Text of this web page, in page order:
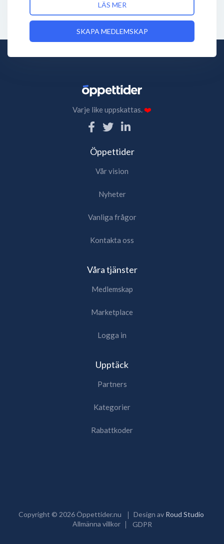
LÄS MER
SKAPA MEDLEMSKAP
Varje like uppskattas.❤️
Öppettider
Vår vision
Nyheter
Vanliga frågor
Kontakta oss
Våra tjänster
Medlemskap
Marketplace
Logga in
Upptäck
Partners
Kategorier
Rabattkoder
Copyright © 2026Öppettider.nu Design av Roud Studio
Allmänna villkor
GDPR